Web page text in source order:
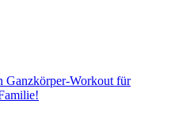
Ganzkörper-Workout für